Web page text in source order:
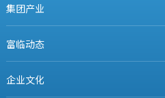
集团产业
富临动态
企业文化